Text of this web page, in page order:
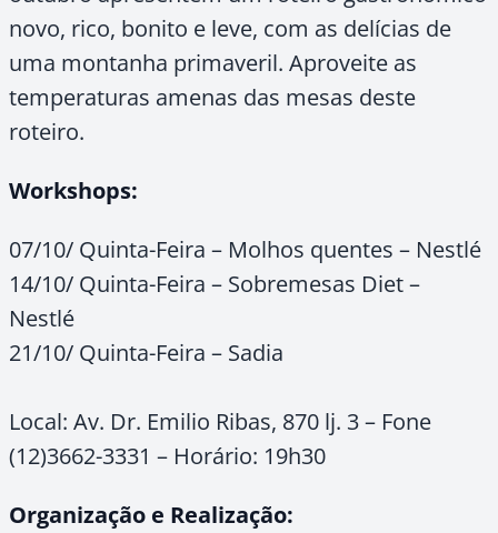
novo, rico, bonito e leve, com as delícias de
uma montanha primaveril. Aproveite as
temperaturas amenas das mesas deste
roteiro.
Workshops:
07/10/ Quinta-Feira – Molhos quentes – Nestlé
14/10/ Quinta-Feira – Sobremesas Diet –
Nestlé
21/10/ Quinta-Feira – Sadia
Local: Av. Dr. Emilio Ribas, 870 lj. 3 – Fone
(12)3662-3331 – Horário: 19h30
Organização e Realização: